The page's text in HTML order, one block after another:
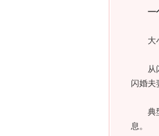
一个
大
从闪
闪婚夫
典型
息。